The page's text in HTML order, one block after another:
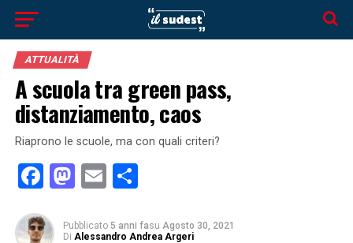
ATTUALITÀ
A scuola tra green pass,
distanziamento, caos
Riaprono le scuole, ma con quali criteri?
Facebook
Mastodon
EmailCondividi
Pubblicato 5 anni fasu Agosto 30, 2021
Di Alessandro Andrea Argeri